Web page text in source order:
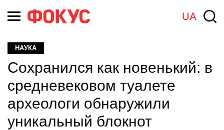
UA
НАУКА
Сохранился как новенький: в
средневековом туалете
археологи обнаружили
уникальный блокнот